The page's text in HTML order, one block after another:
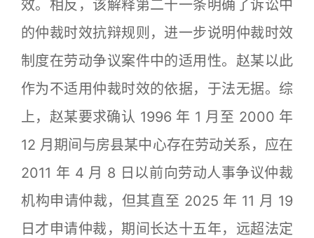
效。相反，该解释第二十一条明确了诉讼中
的仲裁时效抗辩规则，进一步说明仲裁时效
制度在劳动争议案件中的适用性。赵某以此
作为不适用仲裁时效的依据，于法无据。综
上，赵某要求确认 1996 年 1 月至 2000 年
12 月期间与房县某中心存在劳动关系，应在
2011 年 4 月 8 日以前向劳动人事争议仲裁
机构申请仲裁，但其直至 2025 年 11 月 19
日才申请仲裁，期间长达十五年，远超法定